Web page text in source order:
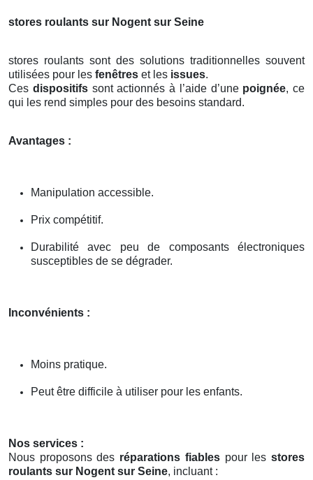
stores roulants sur Nogent sur Seine
stores roulants sont des solutions traditionnelles souvent
utilisées pour les fenêtres et les issues.
Ces dispositifssont actionnés à l’aide d’une poignée, ce
qui les rend simples pour des besoins standard.
Avantages :
Manipulation accessible.
Prix compétitif.
Durabilité avec peu de composants électroniques
susceptibles de se dégrader.
Inconvénients :
Moins pratique.
Peut être difficile à utiliser pour les enfants.
Nos services :
Nous proposons des réparations fiablespour lesstores
roulants sur Nogent sur Seine, incluant :